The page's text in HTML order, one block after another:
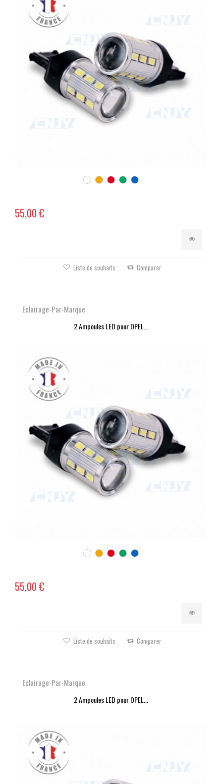
55,00 €
Liste de souhaits Comparer
Eclairage-Par-Marque
2 Ampoules LED pour OPEL...
55,00 €
Liste de souhaits Comparer
Eclairage-Par-Marque
2 Ampoules LED pour OPEL...